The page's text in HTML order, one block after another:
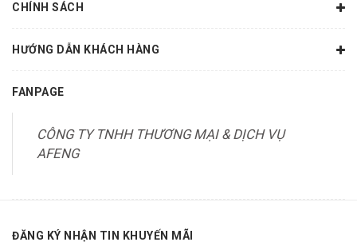
CHÍNH SÁCH
HƯỚNG DẪN KHÁCH HÀNG
FANPAGE
CÔNG TY TNHH THƯƠNG MẠI & DỊCH VỤ
AFENG
ĐĂNG KÝ NHẬN TIN KHUYẾN MÃI